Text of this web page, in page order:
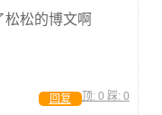
松的博文啊
顶: 0 踩: 0
回复